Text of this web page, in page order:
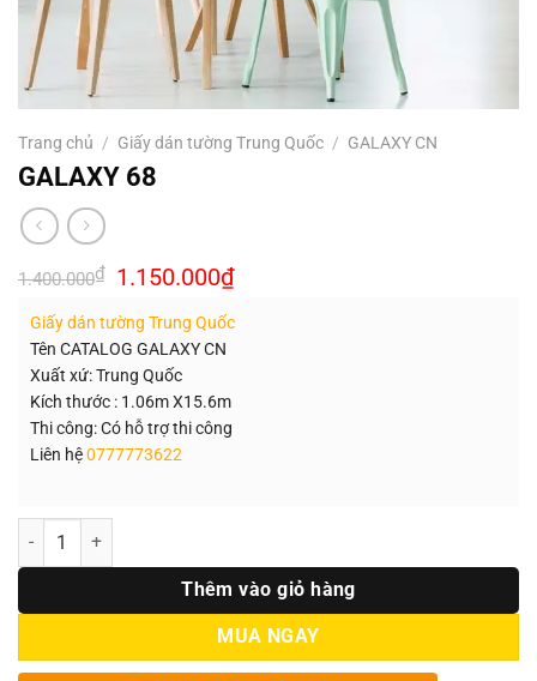
Trang chủ / Giấy dán tường Trung Quốc / GALAXY CN
GALAXY 68
1.400.000₫ Giá
gốc
1.400.000₫.
1.150.000₫Giá
hiện
là:
Giấy dán tường Trung Quốc
Tên CATALOG GALAXY CN
Xuất xứ: Trung Quốc
Kích thước : 1.06m X15.6m
Thi công: Có hỗ trợ thi công
Liên hệ0777773622
Số lượng
Thêm vào giỏ hàng
MUA NGAY